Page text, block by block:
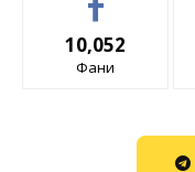
10,052
Фани